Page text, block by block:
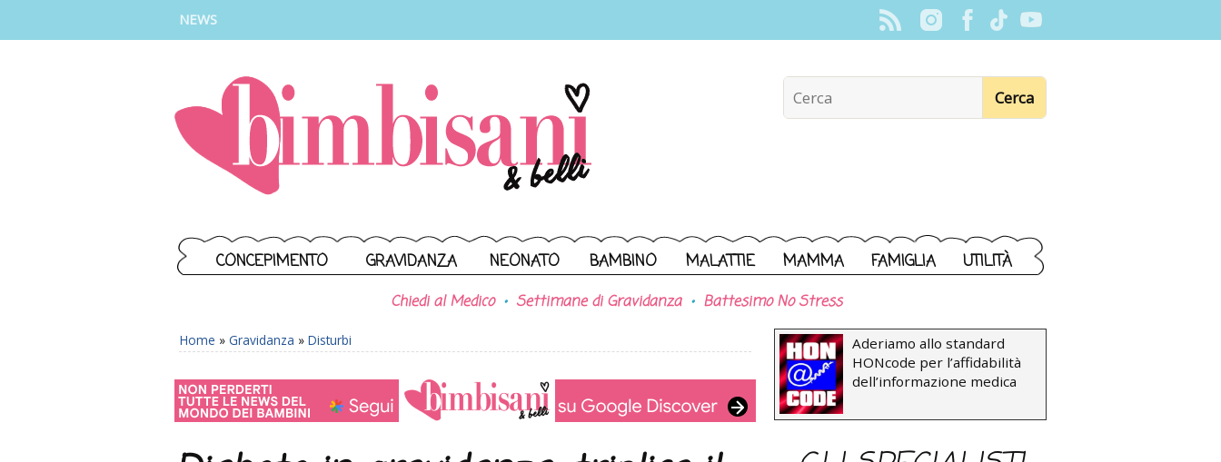
NEWS
CONCEPIMENTO GRAVIDANZA NEONATO BAMBINO MALATTIE MAMMA FAMIGLIA UTILITÀ
Chiedi al Medico Settimane di Gravidanza Battesimo No Stress
Home » Gravidanza » Disturbi
Aderiamo allo standard
HONcode per l’affidabilità
dell’informazione medica